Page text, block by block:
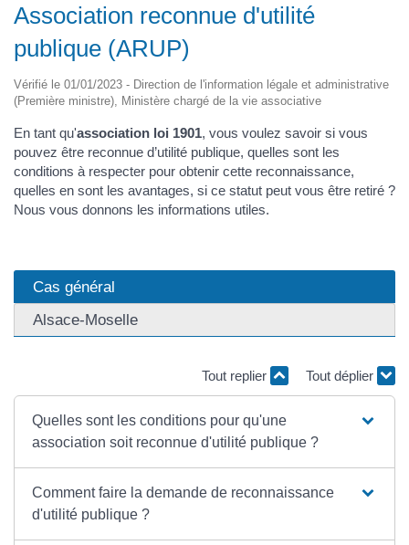
Association reconnue d'utilité
publique (ARUP)
Vérifié le 01/01/2023 - Direction de l'information légale et administrative
(Première ministre), Ministère chargé de la vie associative
En tant qu'association loi 1901, vous voulez savoir si vous
pouvez être reconnue d’utilité publique, quelles sont les
conditions à respecter pour obtenir cette reconnaissance,
quelles en sont les avantages, si ce statut peut vous être retiré ?
Nous vous donnons les informations utiles.
Cas général
Alsace-Moselle
Tout replier Tout déplier
Quelles sont les conditions pour qu'une
association soit reconnue d'utilité publique ?
Comment faire la demande de reconnaissance
d'utilité publique ?